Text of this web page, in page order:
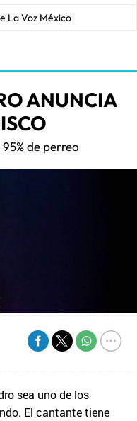
La Voz México
ANUNCIA
de perreo
sea uno de los
El cantante tiene